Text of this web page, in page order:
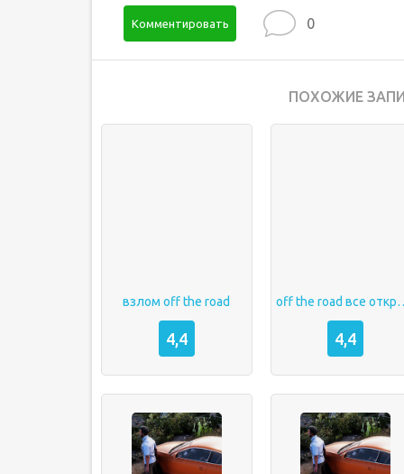
Комментировать 0
ПОХОЖИЕ
взлом off the road
4,4
off the
4,4